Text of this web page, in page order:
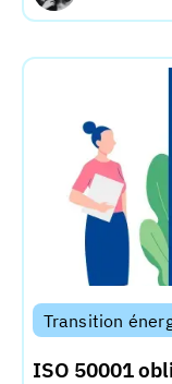
Transition
ISO 50001